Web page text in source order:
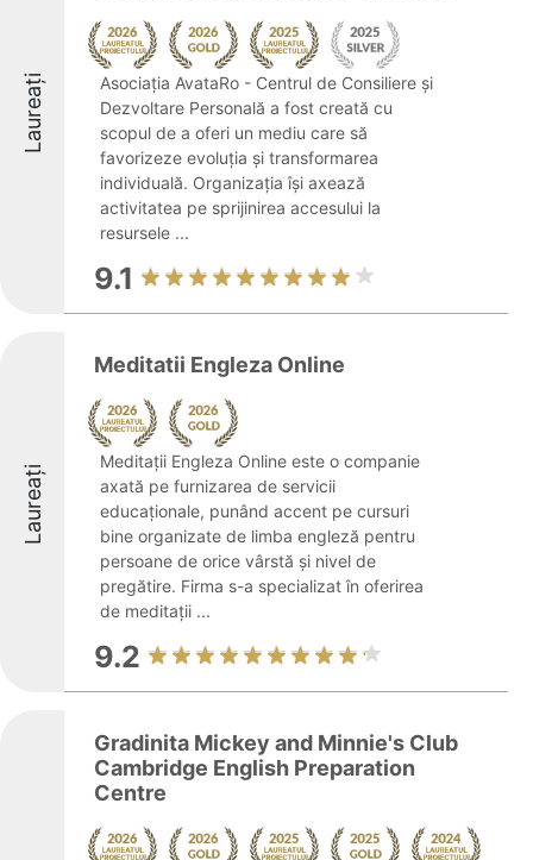
Laureați
Asociația AvataRo - Centrul de Consiliere și
Dezvoltare Personală a fost creată cu
scopul de a oferi un mediu care să
favorizeze evoluția și transformarea
individuală. Organizația își axează
activitatea pe sprijinirea accesului la
resursele ...
9.1
Laureați
Meditatii Engleza Online
Meditații Engleza Online este o companie
axată pe furnizarea de servicii
educaționale, punând accent pe cursuri
bine organizate de limba engleză pentru
persoane de orice vârstă și nivel de
pregătire. Firma s-a specializat în oferirea
de meditații ...
9.2
Gradinita Mickey and Minnie's Club
Cambridge English Preparation
Centre